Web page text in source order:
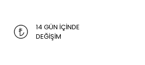
14 GÜN İÇİNDE
DEĞİŞİM